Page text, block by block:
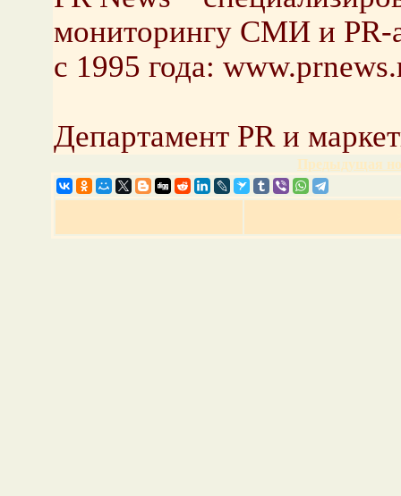
мониторингу СМИ и PR-
с 1995 года:
Департамент PR и
Предыдущая